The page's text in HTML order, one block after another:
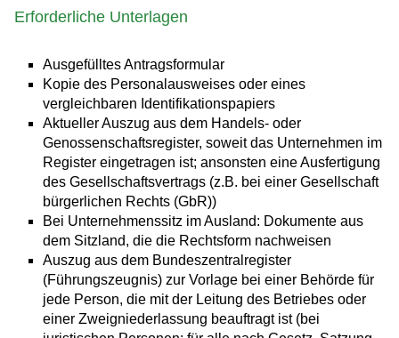
Erforderliche Unterlagen
Ausgefülltes Antragsformular
Kopie des Personalausweises oder eines
vergleichbaren Identifikationspapiers
Aktueller Auszug aus dem Handels- oder
Genossenschaftsregister, soweit das Unternehmen im
Register eingetragen ist; ansonsten eine Ausfertigung
des Gesellschaftsvertrags (z.B. bei einer Gesellschaft
bürgerlichen Rechts (GbR))
Bei Unternehmenssitz im Ausland: Dokumente aus
dem Sitzland, die die Rechtsform nachweisen
Auszug aus dem Bundeszentralregister
(Führungszeugnis) zur Vorlage bei einer Behörde für
jede Person, die mit der Leitung des Betriebes oder
einer Zweigniederlassung beauftragt ist (bei